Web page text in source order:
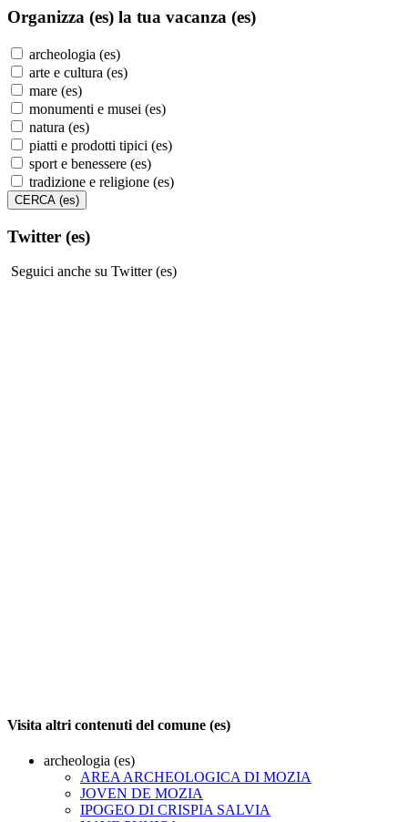
Organizza (es) la tua vacanza (es)
archeologia (es)
arte e cultura (es)
mare (es)
monumenti e musei (es)
natura (es)
piatti e prodotti tipici (es)
sport e benessere (es)
tradizione e religione (es)
Twitter (es)
Seguici anche su Twitter (es)
Visita altri contenuti del comune (es)
archeologia (es)
AREA ARCHEOLOGICA DI MOZIA
JOVEN DE MOZIA
IPOGEO DI CRISPIA SALVIA